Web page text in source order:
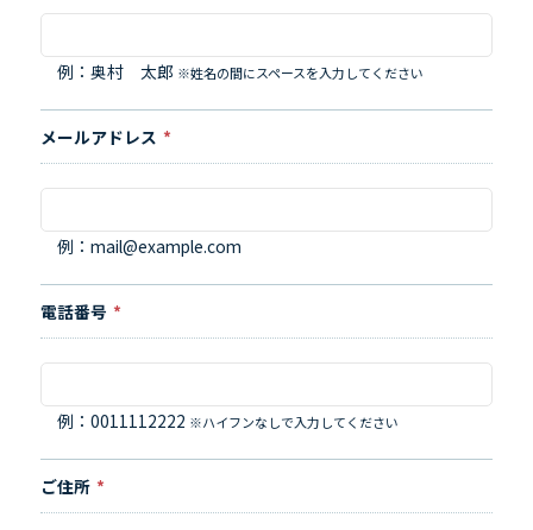
例：奥村 太郎 ※姓名の間にスペースを入力してください
メールアドレス *
例：mail@example.com
電話番号 *
例：0011112222 ※ハイフンなしで入力してください
ご住所 *